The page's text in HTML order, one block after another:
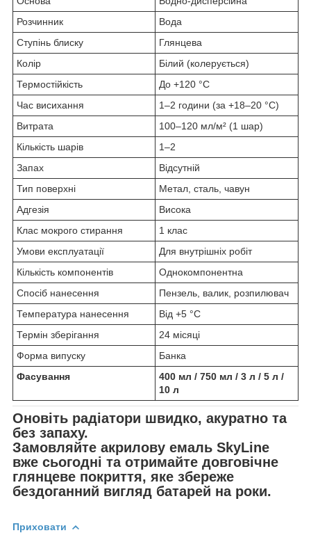
Розчинник
Вода
Ступінь блиску
Глянцева
Колір
Білий (колерується)
Термостійкість
До +120 °C
Час висихання
1–2 години (за +18–20 °C)
Витрата
100–120 мл/м² (1 шар)
Кількість шарів
1–2
Запах
Відсутній
Тип поверхні
Метал, сталь, чавун
Адгезія
Висока
Клас мокрого стирання
1 клас
Умови експлуатації
Для внутрішніх робіт
Кількість компонентів
Однокомпонентна
Спосіб нанесення
Пензель, валик, розпилювач
Температура нанесення
Від +5 °C
Термін зберігання
24 місяці
Форма випуску
Банка
Фасування
400 мл / 750 мл / 3 л / 5 л /
10 л
Оновіть радіатори швидко, акуратно та
без запаху.
Замовляйте акрилову емаль SkyLine
вже сьогодні та отримайте довговічне
глянцеве покриття, яке збереже
бездоганний вигляд батарей на роки.
Приховати